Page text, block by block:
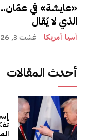
«عايشة» في عمّان..
الذي لا يُقال
آسيا أمريكا غشت 8, 2026
أحدث المقالات